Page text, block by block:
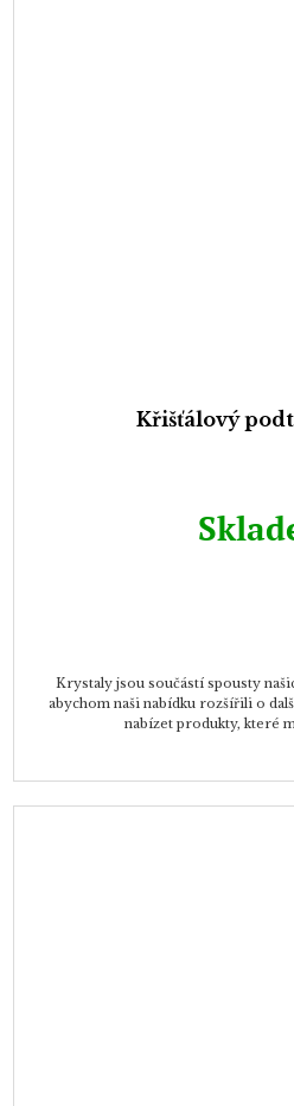
Křišťálový
Krystaly jsou součástí spousty
abychom naši nabídku rozšířili o
nabízet produkty, které